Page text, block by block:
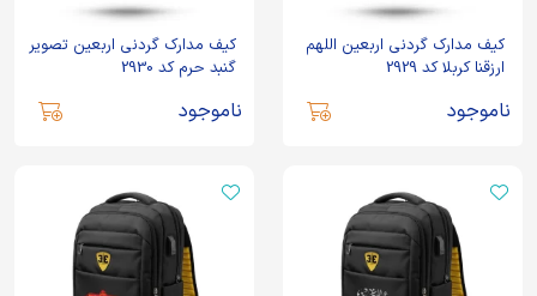
کیف مدارک گردنی اربعین اللهم
ارزقنا کربلا کد 2929
ناموجود
کیف مدارک گردنی اربعین تصویر
گنبد حرم کد 2930
ناموجود